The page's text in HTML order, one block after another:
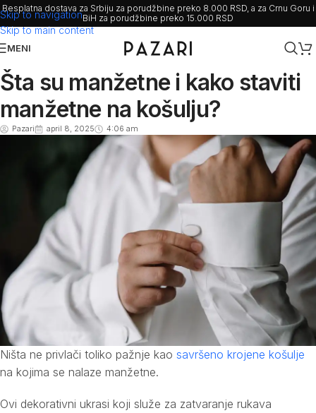
Skip to navigation
Skip to main content
Besplatna dostava za Srbiju za porudžbine preko 8.000 RSD, a za Crnu Goru i
BiH za porudžbine preko 15.000 RSD
MENI
Šta su manžetne i kako staviti
manžetne na košulju?
Pazari april 8, 2025 4:06 am
Ništa ne privlači toliko pažnje kao savršeno krojene košulje
na kojima se nalaze manžetne.
Ovi dekorativni ukrasi koji služe za zatvaranje rukava